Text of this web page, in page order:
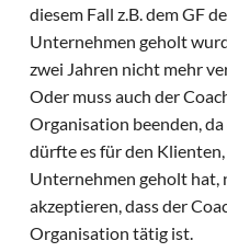
diesem Fall z.B. dem GF
Unternehmen geholt
zwei Jahren nicht mehr
Oder muss auch der
Organisation beenden,
dürfte es für den
Unternehmen geholt hat,
akzeptieren, dass der
Organisation tätig ist.